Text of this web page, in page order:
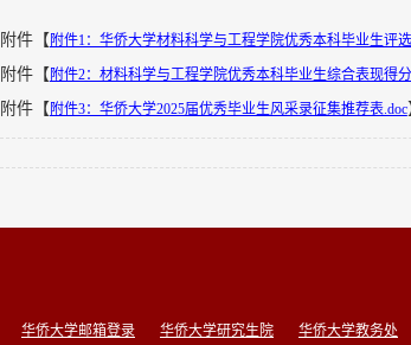
附件【附件1：华侨大学材料科学与工程学院优秀本科毕业生评
附件【附件2：材料科学与工程学院优秀本科毕业生综合表现得
附件【附件3：华侨大学2025届优秀毕业生风采录征集推荐表.doc
华侨大学邮箱登录 华侨大学研究生院 华侨大学教务处